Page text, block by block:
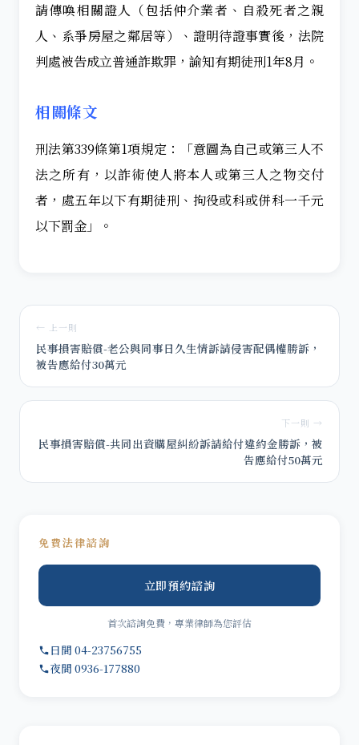
請傳喚相關證人（包括仲介業者、自殺死者之親
人、系爭房屋之鄰居等）、證明待證事實後，法院
判處被告成立普通詐欺罪，諭知有期徒刑1年8月。
相關條文
刑法第339條第1項規定：「意圖為自己或第三人不
法之所有，以詐術使人將本人或第三人之物交付
者，處五年以下有期徒刑、拘役或科或併科一千元
以下罰金」。
← 上一則
民事損害賠償-老公與同事日久生情訴請侵害配偶權勝訴，
被告應給付30萬元
下一則 →
民事損害賠償-共同出資購屋糾紛訴請給付違約金勝訴，被
告應給付50萬元
免費法律諮詢
立即預約諮詢
首次諮詢免費，專業律師為您評估
日間 04-23756755
夜間 0936-177880